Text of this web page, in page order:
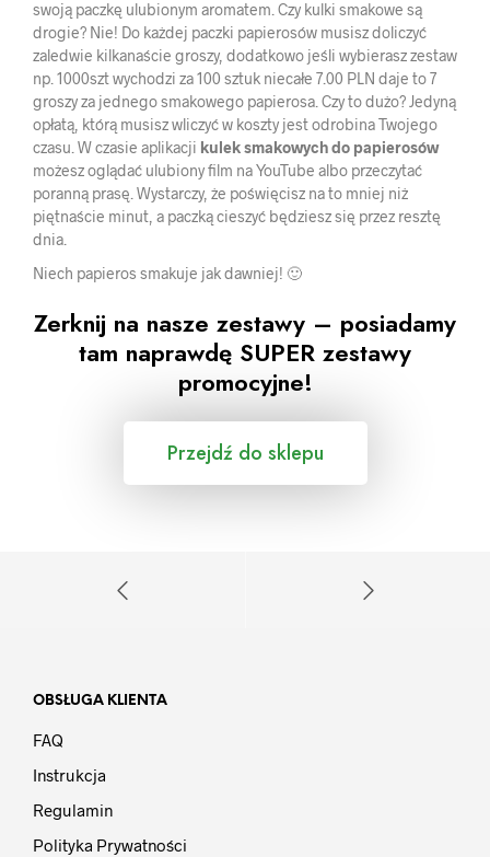
swoją paczkę ulubionym aromatem. Czy kulki smakowe są
drogie? Nie! Do każdej paczki papierosów musisz doliczyć
zaledwie kilkanaście groszy, dodatkowo jeśli wybierasz zestaw
np. 1000szt wychodzi za 100 sztuk niecałe 7.00 PLN daje to 7
groszy za jednego smakowego papierosa. Czy to dużo? Jedyną
opłatą, którą musisz wliczyć w koszty jest odrobina Twojego
czasu. W czasie aplikacji kulek smakowych do papierosów
możesz oglądać ulubiony film na YouTube albo przeczytać
poranną prasę. Wystarczy, że poświęcisz na to mniej niż
piętnaście minut, a paczką cieszyć będziesz się przez resztę
dnia.
Niech papieros smakuje jak dawniej! 🙂
Zerknij na nasze zestawy – posiadamy
tam naprawdę SUPER zestawy
promocyjne!
Przejdź do sklepu
OBSŁUGA KLIENTA
FAQ
Instrukcja
Regulamin
Polityka Prywatności